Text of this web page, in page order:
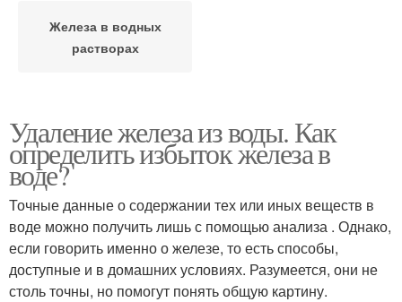
Железа в водных
растворах
Удаление железа из воды. Как
определить избыток железа в
воде?
Точные данные о содержании тех или иных веществ в
воде можно получить лишь с помощью анализа . Однако,
если говорить именно о железе, то есть способы,
доступные и в домашних условиях. Разумеется, они не
столь точны, но помогут понять общую картину.